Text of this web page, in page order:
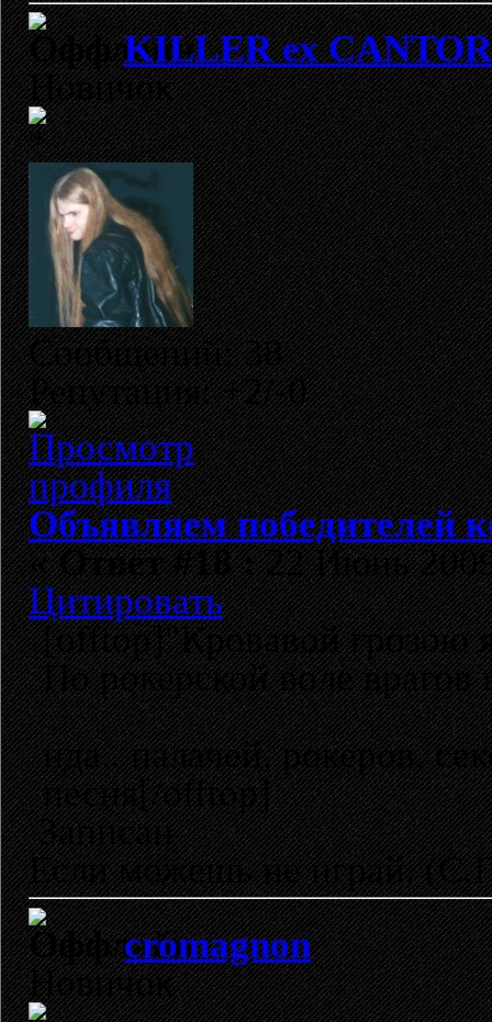
KILLER ех CANTOR
Новичок
Сообщений: 38
Репутация: +2/-0
Объявляем победителей
«Ответ #18 :22 Июнь
Цитировать
[offtop]"Кровавой грозою
По рокерской воле врагов
нда.. палачей, рокеров,
песня[/offtop]
Записан
Если можешь не играй.
cromagnon
Новичок